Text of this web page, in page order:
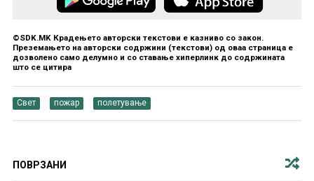
©SDK.MK Крадењето авторски текстови е казниво со закон.
Преземањето на авторски содржини (текстови) од оваа страница е
дозволено само делумно и со ставање хиперлинк до содржината
што се цитира
Свет пожар полетување
ПОВРЗАНИ